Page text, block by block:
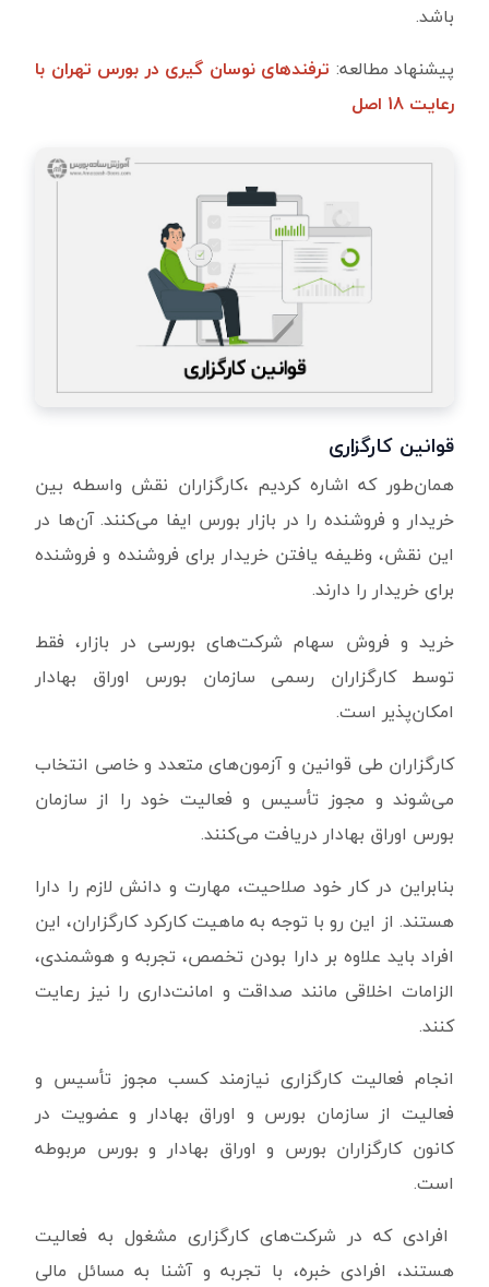
باشد.
پیشنهاد مطالعه: ترفندهای نوسان گیری در بورس تهران با
رعایت 18 اصل
قوانین کارگزاری
همان‌طور که اشاره کردیم ،کارگزاران نقش واسطه بین
خریدار و فروشنده را در بازار بورس‌ ایفا می‌کنند. آن‌ها در
این نقش، وظیفه یافتن خریدار برای فروشنده و فروشنده
برای خریدار را دارند.
خرید و فروش سهام شرکت‌های بورسی در بازار، فقط
توسط کارگزاران رسمی سازمان بورس اوراق بهادار
امکان‌پذیر است.
کارگزاران طی قوانین و آزمون‌های متعدد و خاصی انتخاب
می‌شوند و مجوز تأسیس و فعالیت خود را از سازمان
بورس اوراق بهادار دریافت می‌کنند.
بنابراین در کار خود صلاحیت، مهارت و دانش لازم را دارا
هستند. از این‌ رو با توجه به ماهیت کارکرد کارگزاران، این
افراد باید علاوه بر دارا بودن تخصص، تجربه و هوشمندی،
الزامات اخلاقی مانند صداقت و امانت‌داری را نیز رعایت
کنند.
انجام فعالیت کارگزاری نیازمند کسب مجوز تأسیس و
فعالیت از سازمان بورس و اوراق بهادار و عضویت در
کانون کارگزاران بورس و اوراق بهادار و بورس مربوطه
است.
افرادی که در شرکت‌های کارگزاری مشغول به فعالیت
هستند، افرادی خبره، با تجربه و آشنا به مسائل مالی